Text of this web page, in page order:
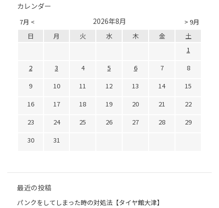
カレンダー
7月 < > 9月
2026年8月
日 月 火 水 木 金
土
1
2
3 4 5 6 7
8
9
10 11 12 13 14
15
16
17 18 19 20 21
22
23
24 25 26 27 28
29
30
31
最近の投稿
パンクをしてしまった時の対処法【タイヤ館大津】